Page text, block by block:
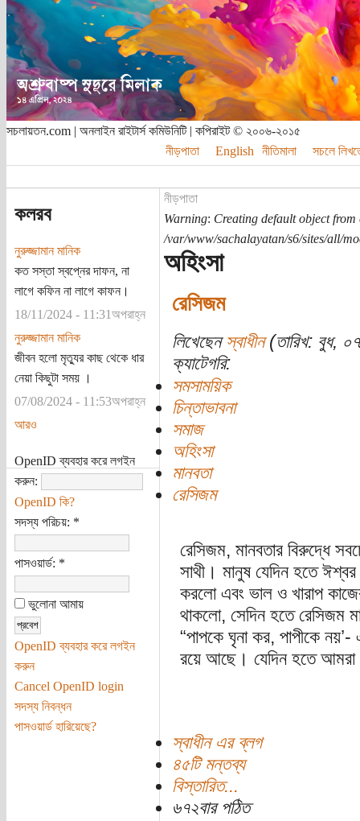
সচলায়তন.com | অনলাইন রাইটার্স কমিউনিটি | কপিরাইট © ২০০৬-২০১৫
নীড়পাতা
English নীতিমালা সচলে
কলরব
নুরুজ্জামান মানিক
কত সস্তা স্বপ্নের দাফন, না
লাগে কফিন না লাগে কাফন।
18/11/2024 - 11:31অপরাহ্ন
নুরুজ্জামান মানিক
জীবন হলো মৃত্যুর কাছ থেকে ধার
নেয়া কিছুটা সময় ।
07/08/2024 - 11:53অপরাহ্ন
আরও
OpenID ব্যবহার করে লগইন
করুন:
OpenID কি?
সদস্য পরিচয়: *
পাসওয়ার্ড: *
ভুলোনা আমায়
OpenID ব্যবহার করে লগইন
করুন
Cancel OpenID login
সদস্য নিবন্ধন
পাসওয়ার্ড হারিয়েছে?
নীড়পাতা
Warning: Creating default object from
/var/www/sachalayatan/s6/sites/all/
অহিংসা
রেসিজম
লিখেছেন স্বাধীন(তারিখ: বুধ,
ক্যাটেগরি:
সমসাময়িক
চিন্তাভাবনা
সমাজ
অহিংসা
মানবতা
রেসিজম
রেসিজম, মানবতার বিরুদ্ধে
সাথী। মানুষ যেদিন হতে
করলো এবং ভাল ও খারাপ
থাকলো, সেদিন হতে রেসিজম
“পাপকে ঘৃনা কর, পাপীকে
রয়ে আছে। যেদিন হতে আমরা
স্বাধীন এর ব্লগ
৪৫টি মন্তব্য
বিস্তারিত...
৬৭২বার পঠিত